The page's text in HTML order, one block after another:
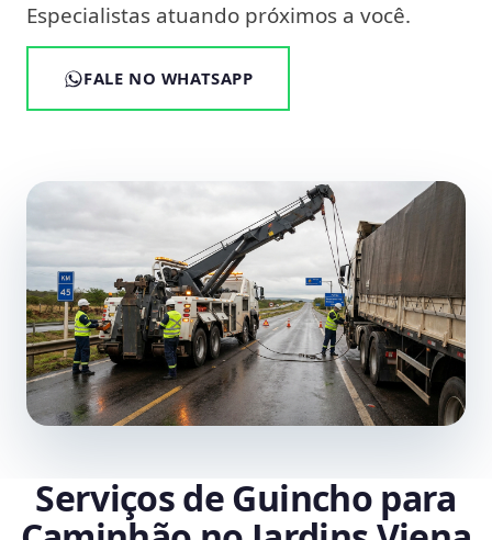
Especialistas atuando próximos a você.
FALE NO WHATSAPP
Serviços de Guincho para